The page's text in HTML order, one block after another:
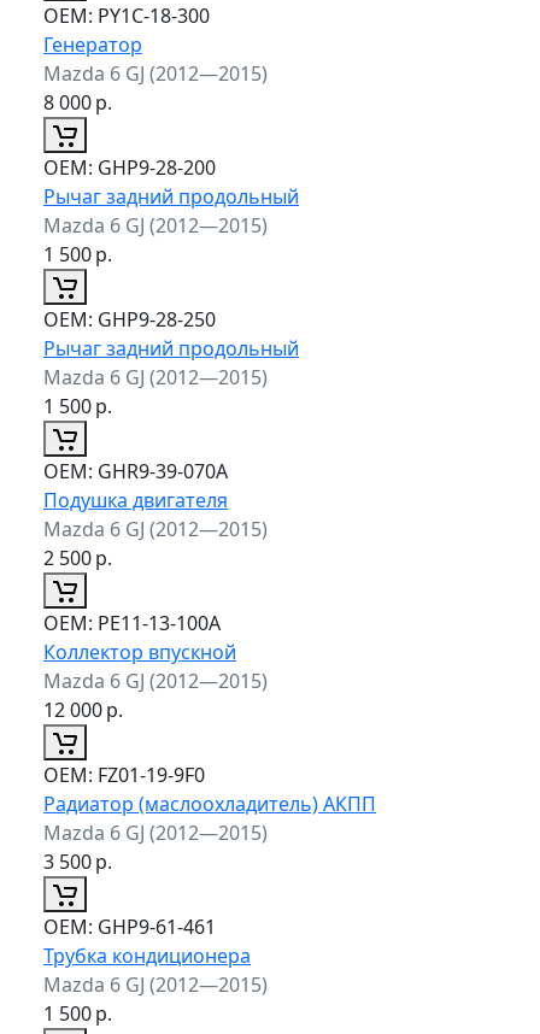
ОЕМ: PY1C-18-300
Генератор
Mazda 6 GJ (2012—2015)
8 000р.
ОЕМ: GHP9-28-200
Рычаг задний продольный
Mazda 6 GJ (2012—2015)
1 500р.
ОЕМ: GHP9-28-250
Рычаг задний продольный
Mazda 6 GJ (2012—2015)
1 500р.
ОЕМ: GHR9-39-070A
Подушка двигателя
Mazda 6 GJ (2012—2015)
2 500р.
ОЕМ: PE11-13-100A
Коллектор впускной
Mazda 6 GJ (2012—2015)
12 000р.
ОЕМ: FZ01-19-9F0
Радиатор (маслоохладитель) АКПП
Mazda 6 GJ (2012—2015)
3 500р.
ОЕМ: GHP9-61-461
Трубка кондиционера
Mazda 6 GJ (2012—2015)
1 500р.